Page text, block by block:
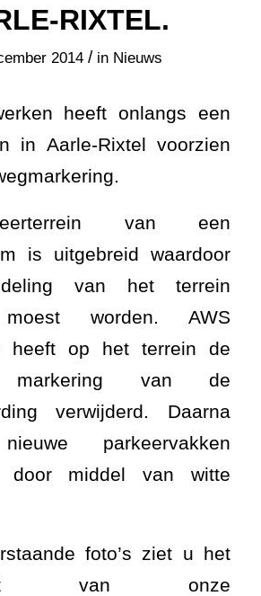
RIXTEL.
2014 / in Nieuws
heeft onlangs een
in Aarle-Rixtel voorzien
van een
is uitgebreid waardoor
van het terrein
moest worden. AWS
heeft op het terrein de
markering van de
verwijderd. Daarna
parkeervakken
door middel van witte
foto’s ziet u het
van onze